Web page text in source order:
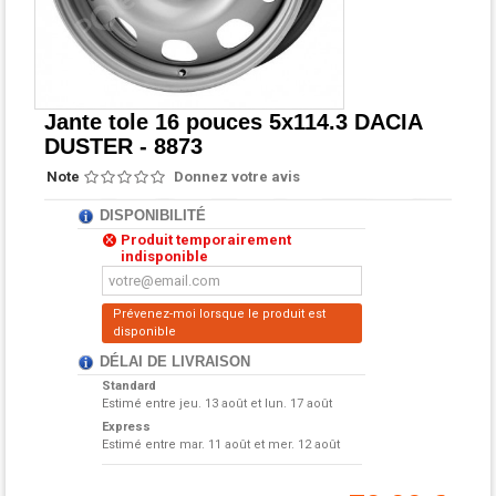
Jante tole 16 pouces 5x114.3 DACIA
DUSTER - 8873
Note Donnez votre avis
DISPONIBILITÉ
Produit temporairement
indisponible
Prévenez-moi lorsque le produit est
disponible
DÉLAI DE LIVRAISON
Standard
Estimé entre jeu. 13 août et lun. 17 août
Express
Estimé entre mar. 11 août et mer. 12 août